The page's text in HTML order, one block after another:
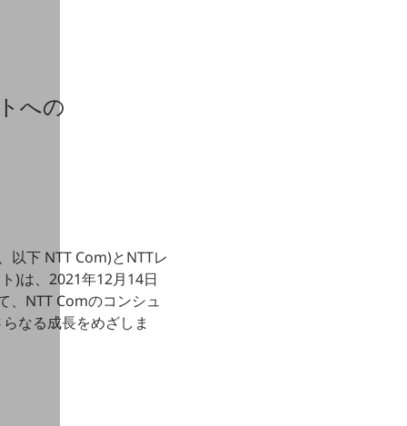
への
以下 NTT Com)とNTTレ
)は、2021年12月14日
、NTT Comのコンシュ
なる成長をめざしま